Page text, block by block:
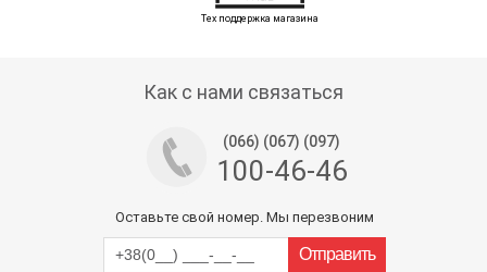
Тех поддержка магазина
Как с нами связаться
(066) (067) (097)
100-46-46
Оставьте свой номер. Мы перезвоним